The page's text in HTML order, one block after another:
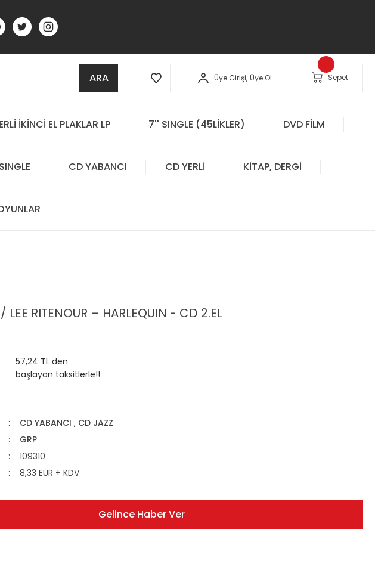
ARA Üye Girişi, Üye Ol Sepet
İKİNCİ EL PLAKLAR LP 7'' SINGLE (45LİKLER) DVD FİLM
CD YABANCI CD YERLİ KİTAP, DERGİ
LEE RITENOUR – HARLEQUIN - CD 2.EL
57,24 TL den
başlayan taksitlerle!!
CD YABANCI , CD JAZZ
GRP
109310
8,33 EUR + KDV
Gelince Haber Ver